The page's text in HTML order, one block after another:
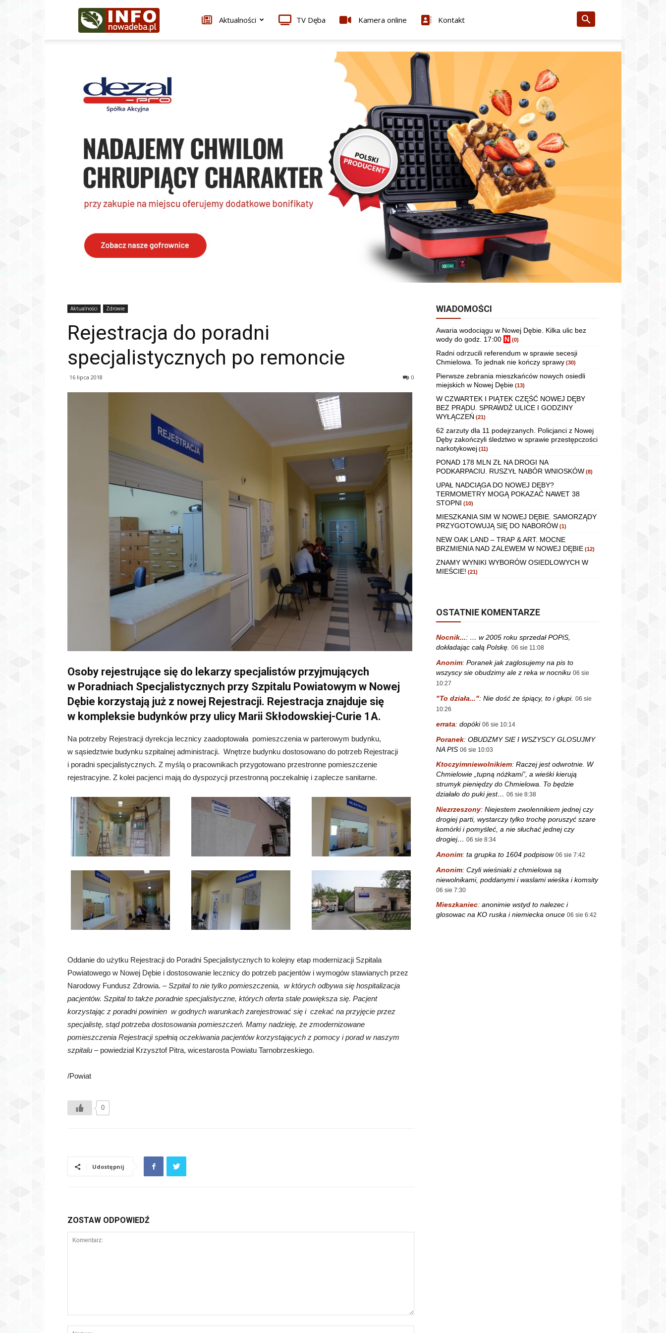
Infonowadeba.pl Aktualności TV Dęba Kamera online Kontakt
Aktualności Zdrowie
Rejestracja do poradni
specjalistycznych po remoncie
16 lipca 2018 0
Osoby rejestrujące się do lekarzy specjalistów przyjmujących
w Poradniach Specjalistycznych przy Szpitalu Powiatowym w Nowej
Dębie korzystają już z nowej Rejestracji. Rejestracja znajduje się
w kompleksie budynków przy ulicy Marii Skłodowskiej-Curie 1A.
Na potrzeby Rejestracji dyrekcja lecznicy zaadoptowała pomieszczenia w parterowym budynku,
w sąsiedztwie budynku szpitalnej administracji. Wnętrze budynku dostosowano do potrzeb Rejestracji
i poradni specjalistycznych. Z myślą o pracownikach przygotowano przestronne pomieszczenie
rejestracyjne. Z kolei pacjenci mają do dyspozycji przestronną poczekalnię i zaplecze sanitarne.
Oddanie do użytku Rejestracji do Poradni Specjalistycznych to kolejny etap modernizacji Szpitala
Powiatowego w Nowej Dębie i dostosowanie lecznicy do potrzeb pacjentów i wymogów stawianych przez
Narodowy Fundusz Zdrowia. –Szpital to nie tylko pomieszczenia, w których odbywa się hospitalizacja
pacjentów. Szpital to także poradnie specjalistyczne, których oferta stale powiększa się. Pacjent
korzystając z poradni powinien w godnych warunkach zarejestrować się i czekać na przyjęcie przez
specjalistę, stąd potrzeba dostosowania pomieszczeń. Mamy nadzieję, że zmodernizowane
pomieszczenia Rejestracji spełnią oczekiwania pacjentów korzystających z pomocy i porad w naszym
szpitalu – powiedział Krzysztof Pitra, wicestarosta Powiatu Tarnobrzeskiego.
/Powiat
0
Udostępnij
ZOSTAW ODPOWIEDŹ
WIADOMOŚCI
Awaria wodociągu w Nowej Dębie. Kilka ulic bez
wody do godz. 17:00 N (0)
Radni odrzucili referendum w sprawie secesji
Chmielowa. To jednak nie kończy sprawy (30)
Pierwsze zebrania mieszkańców nowych osiedli
miejskich w Nowej Dębie (13)
W CZWARTEK I PIĄTEK CZĘŚĆ NOWEJ DĘBY
BEZ PRĄDU. SPRAWDŹ ULICE I GODZINY
WYŁĄCZEŃ (21)
62 zarzuty dla 11 podejrzanych. Policjanci z Nowej
Dęby zakończyli śledztwo w sprawie przestępczości
narkotykowej (11)
PONAD 178 MLN ZŁ NA DROGI NA
PODKARPACIU. RUSZYŁ NABÓR WNIOSKÓW (8)
UPAŁ NADCIĄGA DO NOWEJ DĘBY?
TERMOMETRY MOGĄ POKAZAĆ NAWET 38
STOPNI (10)
MIESZKANIA SIM W NOWEJ DĘBIE. SAMORZĄDY
PRZYGOTOWUJĄ SIĘ DO NABORÓW (1)
NEW OAK LAND – TRAP & ART. MOCNE
BRZMIENIA NAD ZALEWEM W NOWEJ DĘBIE (12)
ZNAMY WYNIKI WYBORÓW OSIEDLOWYCH W
MIEŚCIE! (21)
OSTATNIE KOMENTARZE
Nocnik...: … w 2005 roku sprzedał POPiS,
dokładając całą Polskę. 06 sie 11:08
Anonim: Poranek jak zaglosujemy na pis to
wszyscy sie obudzimy ale z reka w nocniku 06 sie
10:27
"To działa...": Nie dość że śpiący, to i głupi. 06 sie
10:26
errata: dopóki 06 sie 10:14
Poranek: OBUDZMY SIE I WSZYSCY GLOSUJMY
NA PIS 06 sie 10:03
Ktoczyimniewolnikiem: Raczej jest odwrotnie. W
Chmielowie „tupną nóżkami”, a wieśki kierują
strumyk pieniędzy do Chmielowa. To będzie
działało do puki jest… 06 sie 8:38
Niezrzeszony: Niejestem zwolennikiem jednej czy
drogiej parti, wystarczy tylko trochę poruszyć szare
komórki i pomyśleć, a nie słuchać jednej czy
drogiej… 06 sie 8:34
Anonim: ta grupka to 1604 podpisow 06 sie 7:42
Anonim: Czyli wieśniaki z chmielowa są
niewolnikami, poddanymi i waslami wieśka i komsity
06 sie 7:30
Mieszkaniec: anonimie wstyd to nalezec i
glosowac na KO ruska i niemiecka onuce 06 sie 6:42